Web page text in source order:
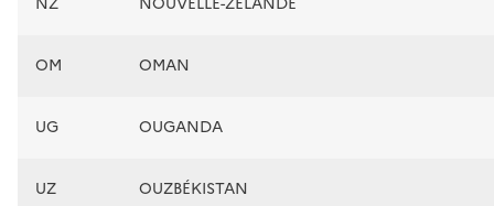
OM OMAN
UG OUGANDA
UZ OUZBÉKISTAN